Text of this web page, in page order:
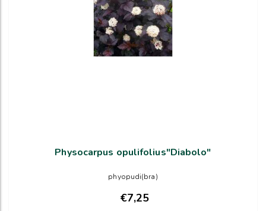
Physocarpus opulifolius"Diabolo"
phyopudi(bra)
€7,25